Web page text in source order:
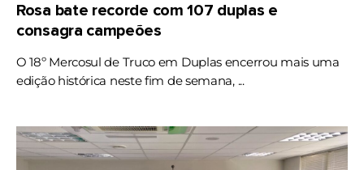
Rosa bate recorde com 107 duplas e
consagra campeões
O 18º Mercosul de Truco em Duplas encerrou mais uma
edição histórica neste fim de semana, ...